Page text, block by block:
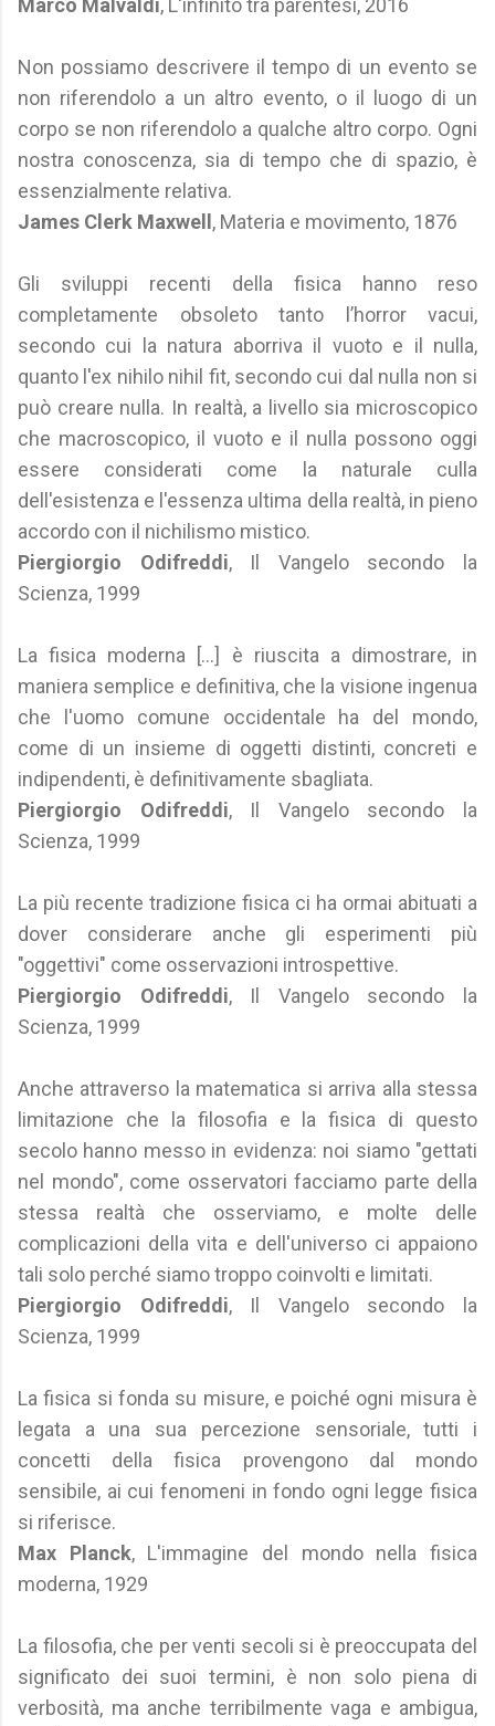
Marco Malvaldi, L'infinito tra parentesi, 2016
Non possiamo descrivere il tempo di un evento se
non riferendolo a un altro evento, o il luogo di un
corpo se non riferendolo a qualche altro corpo. Ogni
nostra conoscenza, sia di tempo che di spazio, è
essenzialmente relativa.
James Clerk Maxwell , Materia e movimento, 1876
Gli sviluppi recenti della fisica hanno reso
completamente obsoleto tanto l’horror vacui,
secondo cui la natura aborriva il vuoto e il nulla,
quanto l'ex nihilo nihil fit, secondo cui dal nulla non si
può creare nulla. In realtà, a livello sia microscopico
che macroscopico, il vuoto e il nulla possono oggi
essere considerati come la naturale culla
dell'esistenza e l'essenza ultima della realtà, in pieno
accordo con il nichilismo mistico.
Piergiorgio Odifreddi, Il Vangelo secondo la
Scienza, 1999
La fisica moderna [...] è riuscita a dimostrare, in
maniera semplice e definitiva, che la visione ingenua
che l'uomo comune occidentale ha del mondo,
come di un insieme di oggetti distinti, concreti e
indipendenti, è definitivamente sbagliata.
Piergiorgio Odifreddi, Il Vangelo secondo la
Scienza, 1999
La più recente tradizione fisica ci ha ormai abituati a
dover considerare anche gli esperimenti più
"oggettivi" come osservazioni introspettive.
Piergiorgio Odifreddi, Il Vangelo secondo la
Scienza, 1999
Anche attraverso la matematica si arriva alla stessa
limitazione che la filosofia e la fisica di questo
secolo hanno messo in evidenza: noi siamo "gettati
nel mondo", come osservatori facciamo parte della
stessa realtà che osserviamo, e molte delle
complicazioni della vita e dell'universo ci appaiono
tali solo perché siamo troppo coinvolti e limitati.
Piergiorgio Odifreddi, Il Vangelo secondo la
Scienza, 1999
La fisica si fonda su misure, e poiché ogni misura è
legata a una sua percezione sensoriale, tutti i
concetti della fisica provengono dal mondo
sensibile, ai cui fenomeni in fondo ogni legge fisica
si riferisce.
Max Planck, L'immagine del mondo nella fisica
moderna, 1929
La filosofia, che per venti secoli si è preoccupata del
significato dei suoi termini, è non solo piena di
verbosità, ma anche terribilmente vaga e ambigua,